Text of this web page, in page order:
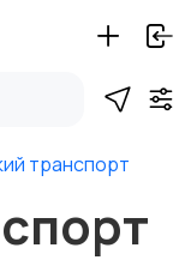
транспорт